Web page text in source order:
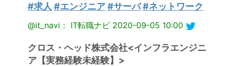
#求人 #エンジニア#サーバ#ネットワーク
@it_navi： IT転職ナビ 2020-09-05 10:00
クロス・ヘッド株式会社<インフラエンジニ
ア【実務経験未経験】>